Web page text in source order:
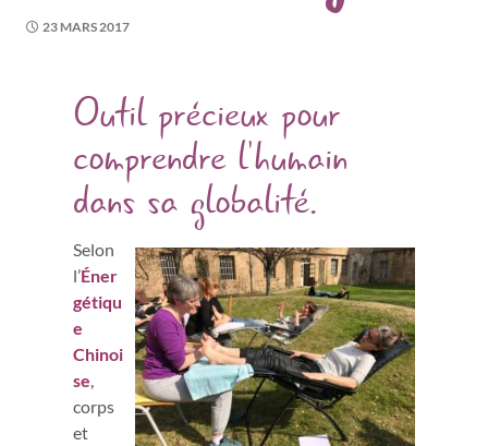
23 MARS 2017
Outil précieux pour
comprendre l’humain
dans sa globalité.
Selon
l’Éner
gétiqu
e
Chinoi
se,
corps
et